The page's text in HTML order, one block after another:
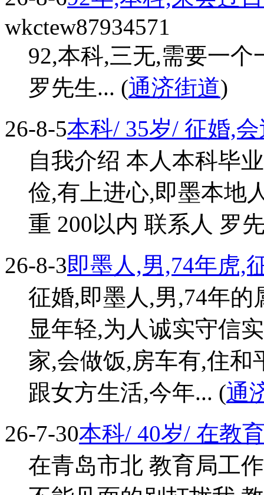
wkctew87934571
92,本科,三无,需要一个
罗先生... (通济街道)
26-8-5本科/ 35岁/ 征婚,
自我介绍 本人本科毕
俭,有上进心,即墨本地
重 200以内 联系人 罗
26-8-3即墨人,男,74年虎,
征婚,即墨人,男,74年的
显年轻,为人诚实守信
家,会做饭,房车有,住
跟女方生活,今年... (通
26-7-30本科/ 40岁/ 在教
在青岛市北 教育局工